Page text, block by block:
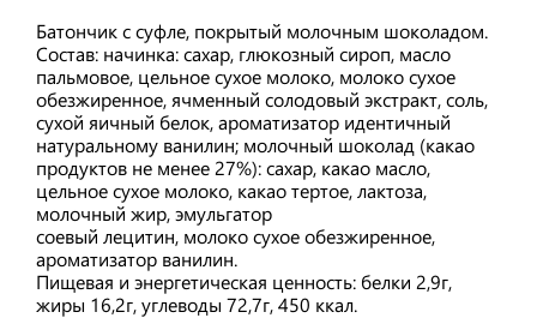
Батончик с суфле, покрытый молочным шоколадом.
Состав: начинка: сахар, глюкозный сироп, масло
пальмовое, цельное сухое молоко, молоко сухое
обезжиренное, ячменный солодовый экстракт, соль,
сухой яичный белок, ароматизатор идентичный
натуральному ванилин; молочный шоколад (какао
продуктов не менее 27%): сахар, какао масло,
цельное сухое молоко, какао тертое, лактоза,
молочный жир, эмульгатор
соевый лецитин, молоко сухое обезжиренное,
ароматизатор ванилин.
Пищевая и энергетическая ценность: белки 2,9г,
жиры 16,2г, углеводы 72,7г, 450 ккал.